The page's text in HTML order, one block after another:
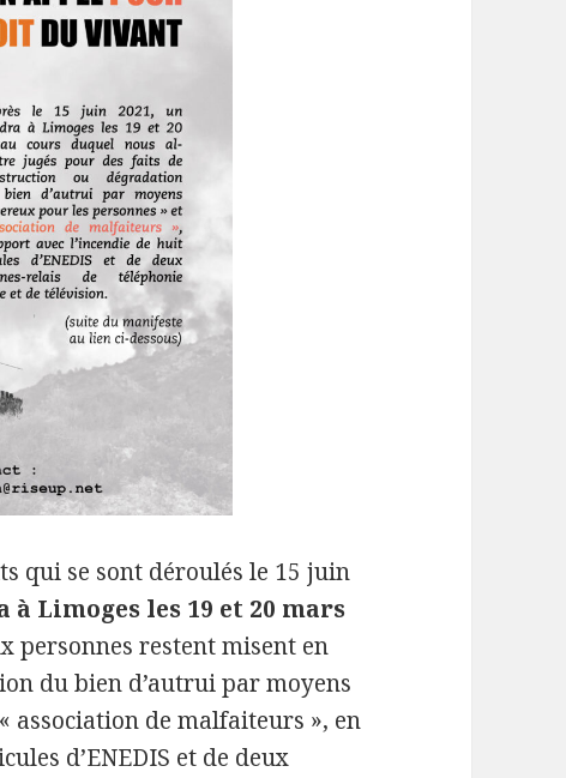
qui se sont déroulés le 15 juin
à Limoges les 19 et 20 mars
personnes restent misent en
du bien d’autrui par moyens
association de malfaiteurs », en
d’ENEDIS et de deux